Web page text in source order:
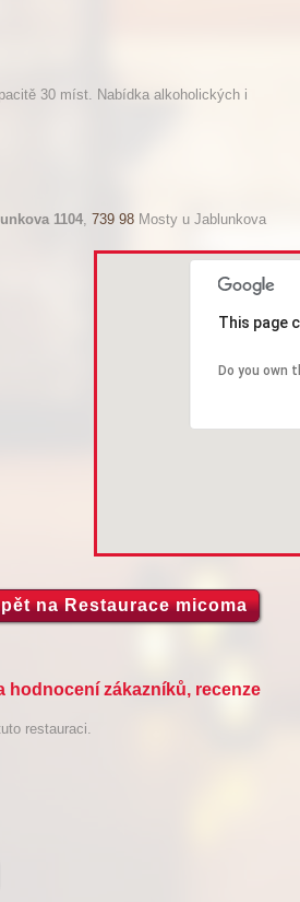
30 míst. Nabídka alkoholických i
1104, 739 98 Mosty u Jablunkova
This page
Do you own
na Restaurace micoma
hodnocení zákazníků, recenze
restauraci.